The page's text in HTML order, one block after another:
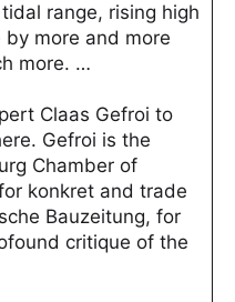
range, rising high
more and more
more. …
Claas Gefroi to
Gefroi is the
Chamber of
konkret and trade
Bauzeitung, for
critique of the